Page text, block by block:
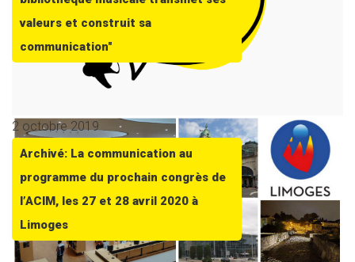
valeurs et construit sa
communication"
2 octobre 2019
Archivé: La communication au
programme du prochain congrès de
l’ACIM, les 27 et 28 avril 2020 à
Limoges